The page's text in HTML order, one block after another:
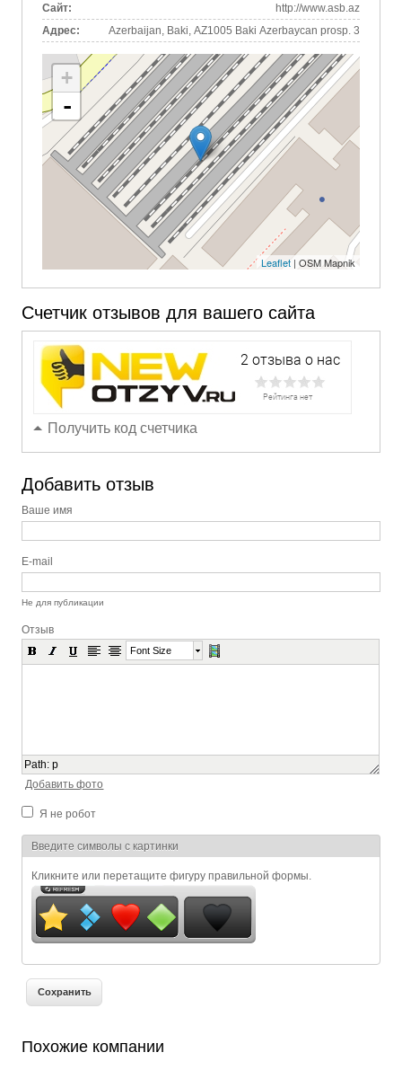
Сайт:
http://www.asb.az
Адрес:
Azerbaijan, Baki, AZ1005 Baki Azerbaycan prosp. 3
+
-
Leaflet| OSM Mapnik
Счетчик отзывов для вашего сайта
Получить код счетчика
Добавить отзыв
Ваше имя
E-mail
Не для публикации
Отзыв
Font Size
Path:p
Добавить фото
Я не робот
Я спамер
Введите символы с картинки
Кликните или перетащите фигуру правильной формы.
Похожие компании